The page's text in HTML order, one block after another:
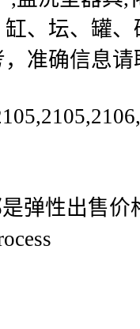
、坛、罐
准确信息
弹性出售